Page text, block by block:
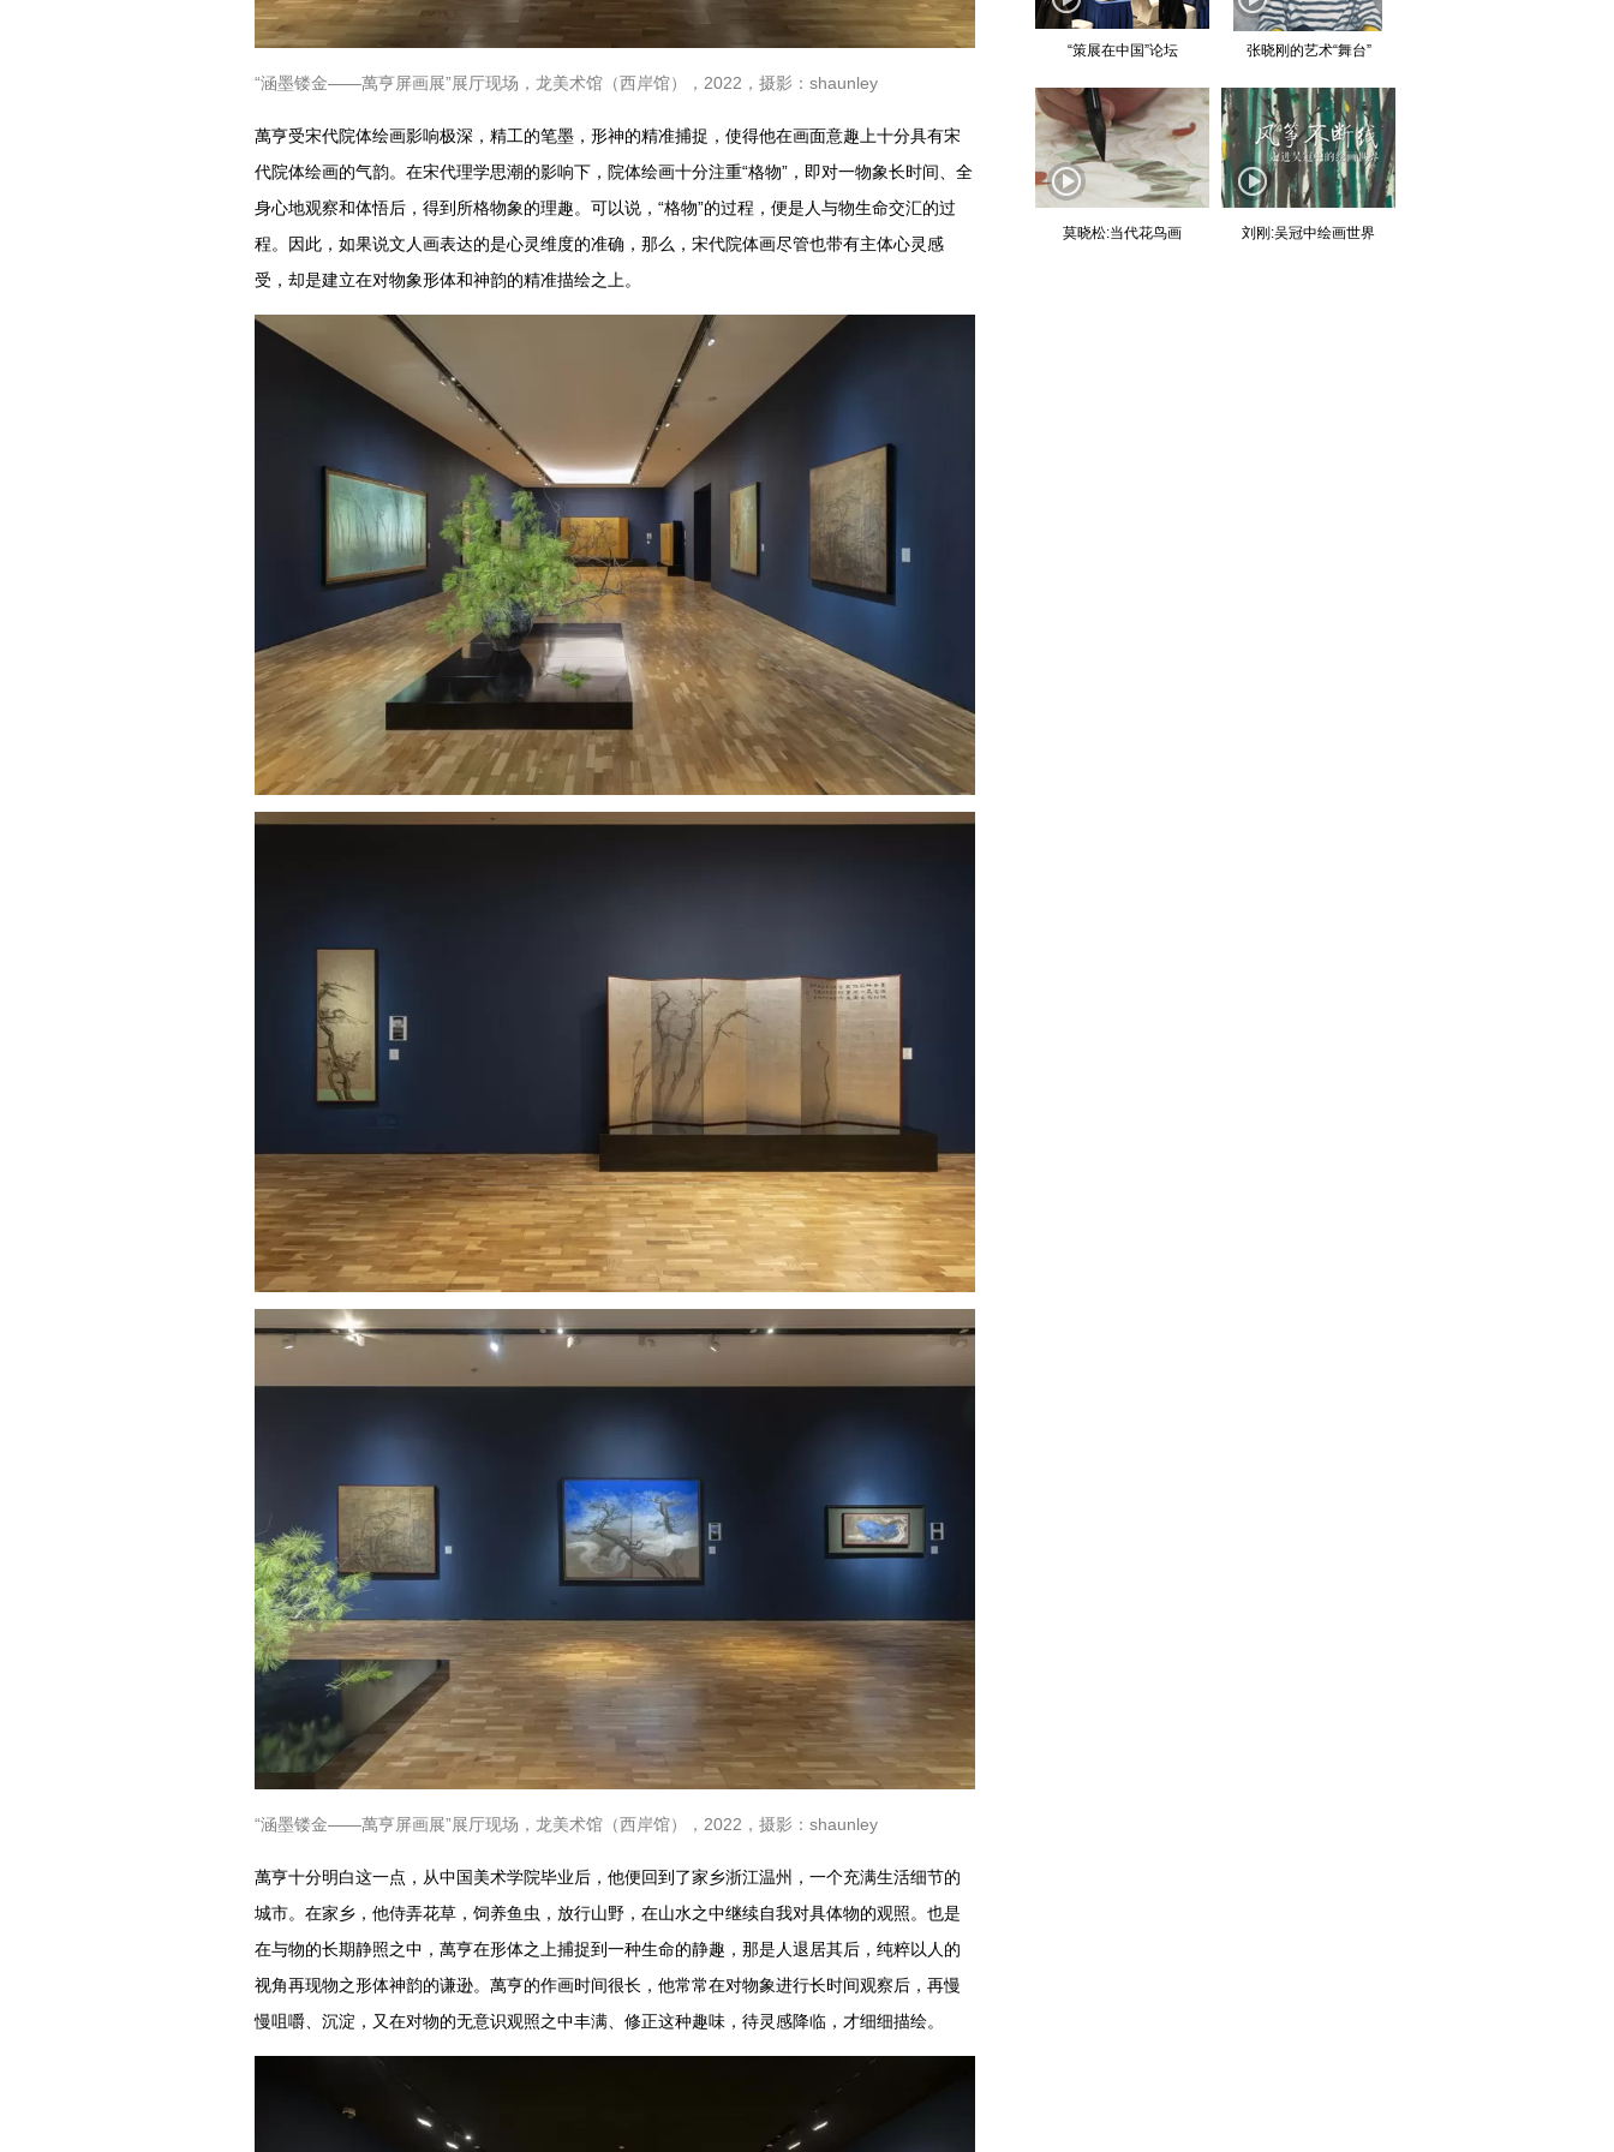
“涵墨镂金——萬亨屏画展”展厅现场，龙美术馆（西岸馆），2022，摄影：shaunley
萬亨受宋代院体绘画影响极深，精工的笔墨，形神的精准捕捉，使得他在画面意趣上十分具有宋
代院体绘画的气韵。在宋代理学思潮的影响下，院体绘画十分注重“格物”，即对一物象长时间、全
身心地观察和体悟后，得到所格物象的理趣。可以说，“格物”的过程，便是人与物生命交汇的过
程。因此，如果说文人画表达的是心灵维度的准确，那么，宋代院体画尽管也带有主体心灵感
受，却是建立在对物象形体和神韵的精准描绘之上。
“涵墨镂金——萬亨屏画展”展厅现场，龙美术馆（西岸馆），2022，摄影：shaunley
萬亨十分明白这一点，从中国美术学院毕业后，他便回到了家乡浙江温州，一个充满生活细节的
城市。在家乡，他侍弄花草，饲养鱼虫，放行山野，在山水之中继续自我对具体物的观照。也是
在与物的长期静照之中，萬亨在形体之上捕捉到一种生命的静趣，那是人退居其后，纯粹以人的
视角再现物之形体神韵的谦逊。萬亨的作画时间很长，他常常在对物象进行长时间观察后，再慢
慢咀嚼、沉淀，又在对物的无意识观照之中丰满、修正这种趣味，待灵感降临，才细细描绘。
“策展在中国”论坛 张晓刚的艺术“舞台”
莫晓松:当代花鸟画 刘刚:吴冠中绘画世界